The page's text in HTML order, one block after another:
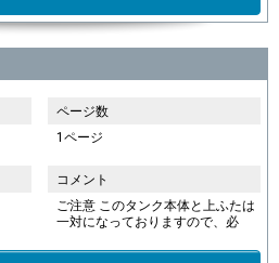
ページ数
1ページ
コメント
ご注意 このタンク本体と上ふたは
一対になっておりますので、必